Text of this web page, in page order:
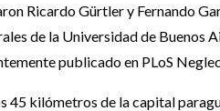
Ricardo Gürtler y Fernando
de la Universidad de Buenos
publicado en PLoS
45 kilómetros de la capital